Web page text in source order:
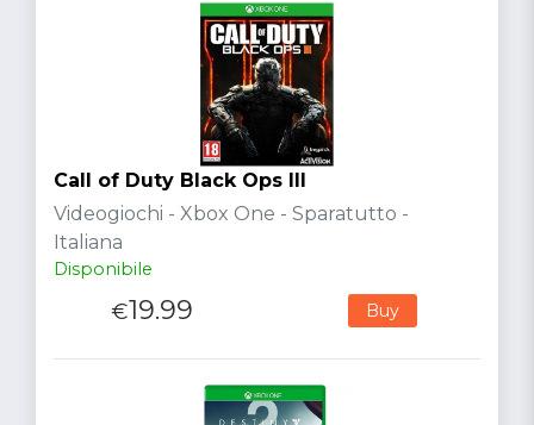
Call of Duty Black Ops III
Videogiochi - Xbox One - Sparatutto -
Italiana
Disponibile
€19.99 Buy